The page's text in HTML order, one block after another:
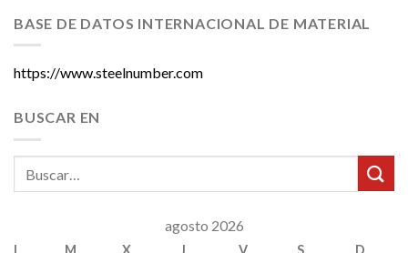
BASE DE DATOS INTERNACIONAL DE MATERIAL
https://www.steelnumber.com
BUSCAR EN
agosto 2026
L M X J V S D